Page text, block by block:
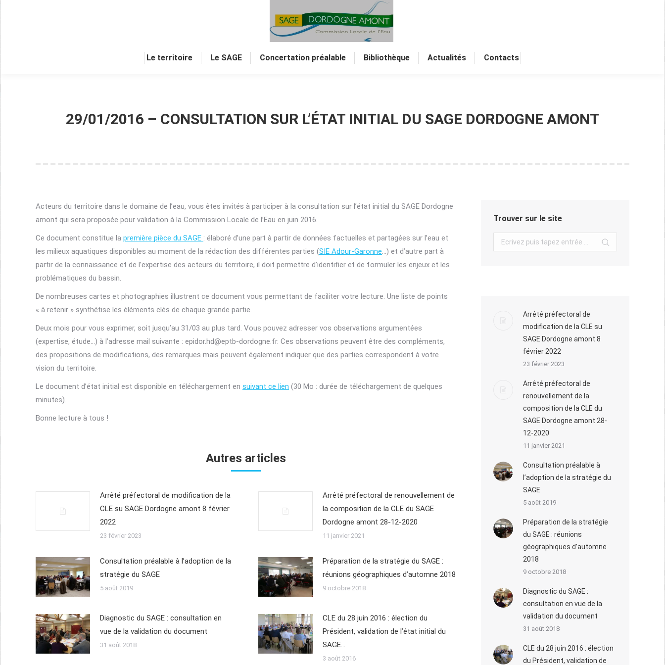
Le territoire Le SAGE Concertation préalable Bibliothèque Actualités Contacts
29/01/2016 – CONSULTATION SUR L’ÉTAT INITIAL DU SAGE DORDOGNE AMONT
Acteurs du territoire dans le domaine de l’eau, vous êtes invités à participer à la consultation sur l’état initial du SAGE Dordogne
amont qui sera proposée pour validation à la Commission Locale de l’Eau en juin 2016.
Ce document constitue la première pièce du SAGE : élaboré d’une part à partir de données factuelles et partagées sur l’eau et
les milieux aquatiques disponibles au moment de la rédaction des différentes parties (SIE Adour-Garonne…) et d’autre part à
partir de la connaissance et de l’expertise des acteurs du territoire, il doit permettre d’identifier et de formuler les enjeux et les
problématiques du bassin.
De nombreuses cartes et photographies illustrent ce document vous permettant de faciliter votre lecture. Une liste de points
« à retenir » synthétise les éléments clés de chaque grande partie.
Deux mois pour vous exprimer, soit jusqu’au 31/03 au plus tard. Vous pouvez adresser vos observations argumentées
(expertise, étude…) à l’adresse mail suivante : epidor.hd@eptb-dordogne.fr. Ces observations peuvent être des compléments,
des propositions de modifications, des remarques mais peuvent également indiquer que des parties correspondent à votre
vision du territoire.
Le document d’état initial est disponible en téléchargement en suivant ce lien (30 Mo : durée de téléchargement de quelques
minutes).
Bonne lecture à tous !
Autres articles
Arrêté préfectoral de modification de la
CLE su SAGE Dordogne amont 8 février
2022
23 février 2023
Arrêté préfectoral de renouvellement de
la composition de la CLE du SAGE
Dordogne amont 28-12-2020
11 janvier 2021
Consultation préalable à l’adoption de la
stratégie du SAGE
5 août 2019
Préparation de la stratégie du SAGE :
réunions géographiques d’automne 2018
9 octobre 2018
Diagnostic du SAGE : consultation en
vue de la validation du document
31 août 2018
CLE du 28 juin 2016 : élection du
Président, validation de l’état initial du
SAGE…
3 août 2016
Trouver sur le site
Search:
Arrêté préfectoral de
modification de la CLE su
SAGE Dordogne amont 8
février 2022
23 février 2023
Arrêté préfectoral de
renouvellement de la
composition de la CLE du
SAGE Dordogne amont 28-
12-2020
11 janvier 2021
Consultation préalable à
l’adoption de la stratégie du
SAGE
5 août 2019
Préparation de la stratégie
du SAGE : réunions
géographiques d’automne
2018
9 octobre 2018
Diagnostic du SAGE :
consultation en vue de la
validation du document
31 août 2018
CLE du 28 juin 2016 : élection
du Président, validation de